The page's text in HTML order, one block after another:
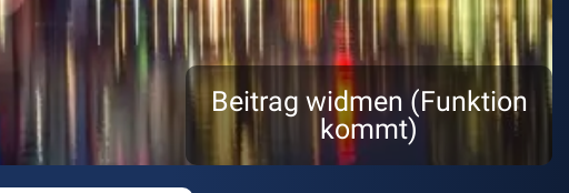
Beitrag widmen (Funktion
kommt)